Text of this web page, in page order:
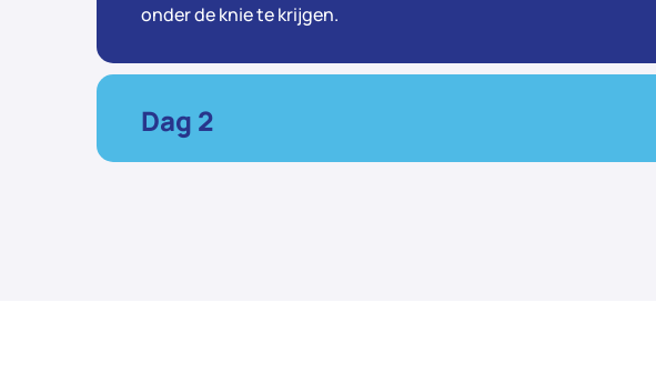
onder de knie te krijgen.
Dag 2